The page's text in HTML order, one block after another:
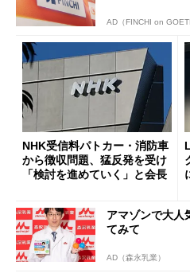
AD（FINCHI on
NHK受信料パトカー・消防車
から徴収問題、猛反発を受け
「検討を進めていく」と会長
アマゾンで大人
てみて
AD（森永乳業）